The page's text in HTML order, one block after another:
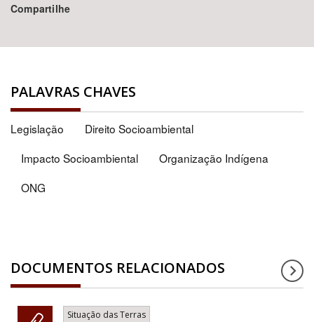
Compartilhe
PALAVRAS CHAVES
Legislação
Direito Socioambiental
Impacto Socioambiental
Organização Indígena
ONG
DOCUMENTOS RELACIONADOS
Situação das Terras